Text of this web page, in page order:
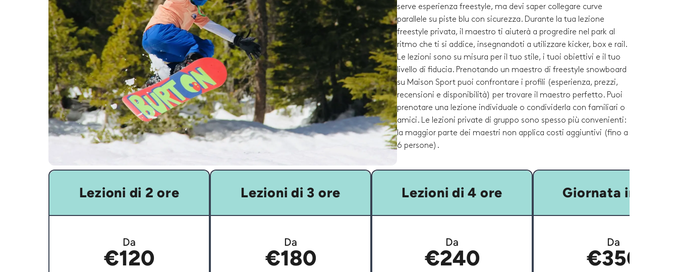
serve esperienza freestyle, ma devi saper collegare curve
parallele su piste blu con sicurezza. Durante la tua lezione
freestyle privata, il maestro ti aiuterà a progredire nel park al
ritmo che ti si addice, insegnandoti a utilizzare kicker, box e rail.
Le lezioni sono su misura per il tuo stile, i tuoi obiettivi e il tuo
livello di fiducia. Prenotando un maestro di freestyle snowboard
su Maison Sport puoi confrontare i profili (esperienza, prezzi,
recensioni e disponibilità) per trovare il maestro perfetto. Puoi
prenotare una lezione individuale o condividerla con familiari o
amici. Le lezioni private di gruppo sono spesso più convenienti:
la maggior parte dei maestri non applica costi aggiuntivi (fino a
6 persone).
Lezioni di 2 ore
Da
€120
Lezioni di 3 ore
Da
€180
Lezioni di 4 ore
Da
€240
Giornata intera
Da
€350